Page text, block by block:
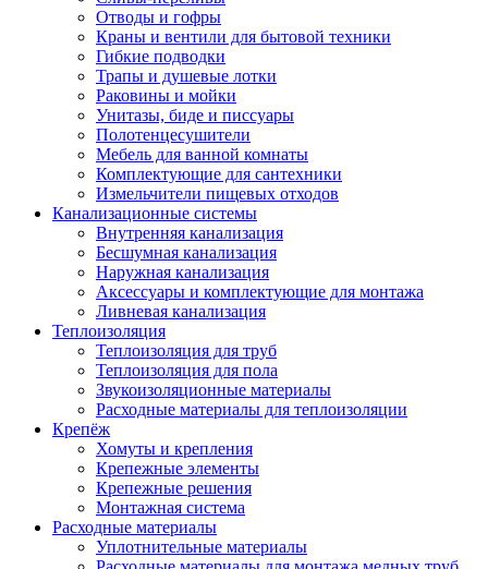
Отводы и гофры
Краны и вентили для бытовой техники
Гибкие подводки
Трапы и душевые лотки
Раковины и мойки
Унитазы, биде и писсуары
Полотенцесушители
Мебель для ванной комнаты
Комплектующие для сантехники
Измельчители пищевых отходов
Канализационные системы
Внутренняя канализация
Бесшумная канализация
Наружная канализация
Аксессуары и комплектующие для монтажа
Ливневая канализация
Теплоизоляция
Теплоизоляция для труб
Теплоизоляция для пола
Звукоизоляционные материалы
Расходные материалы для теплоизоляции
Крепёж
Хомуты и крепления
Крепежные элементы
Крепежные решения
Монтажная система
Расходные материалы
Уплотнительные материалы